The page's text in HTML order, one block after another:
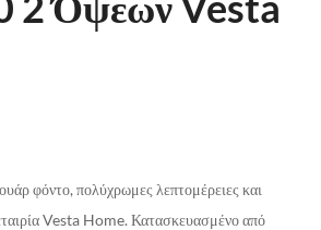
φόντο, πολύχρωμες λεπτομέρειες και
Vesta Home. Κατασκευασμένο από